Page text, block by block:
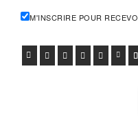
M'INSCRIRE POUR
FACEBOOK
TWITTERGOOGLE+PINTEREST
VIADEO